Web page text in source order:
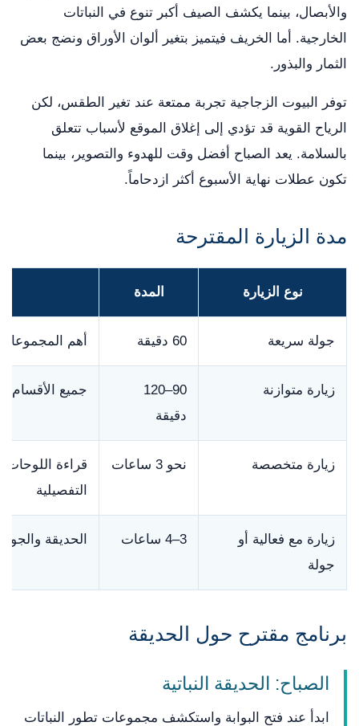
والأبصال، بينما يكشف الصيف أكبر تنوع في النباتات
الخارجية. أما الخريف فيتميز بتغير ألوان الأوراق ونضج بعض
الثمار والبذور.
توفر البيوت الزجاجية تجربة ممتعة عند تغير الطقس، لكن
الرياح القوية قد تؤدي إلى إغلاق الموقع لأسباب تتعلق
بالسلامة. يعد الصباح أفضل وقت للهدوء والتصوير، بينما
تكون عطلات نهاية الأسبوع أكثر ازدحاماً.
مدة الزيارة المقترحة
نوع الزيارة المدة
جولة سريعة 60 دقيقة أهم
زيارة متوازنة
90–120
دقيقة
جميع الأقسام
زيارة متخصصة نحو 3 ساعات
قراءة
التفصيلية
زيارة مع فعالية أو
جولة
3–4 ساعات الحديقة
برنامج مقترح حول الحديقة
الصباح: الحديقة النباتية
ابدأ عند فتح البوابة واستكشف مجموعات تطور النباتات